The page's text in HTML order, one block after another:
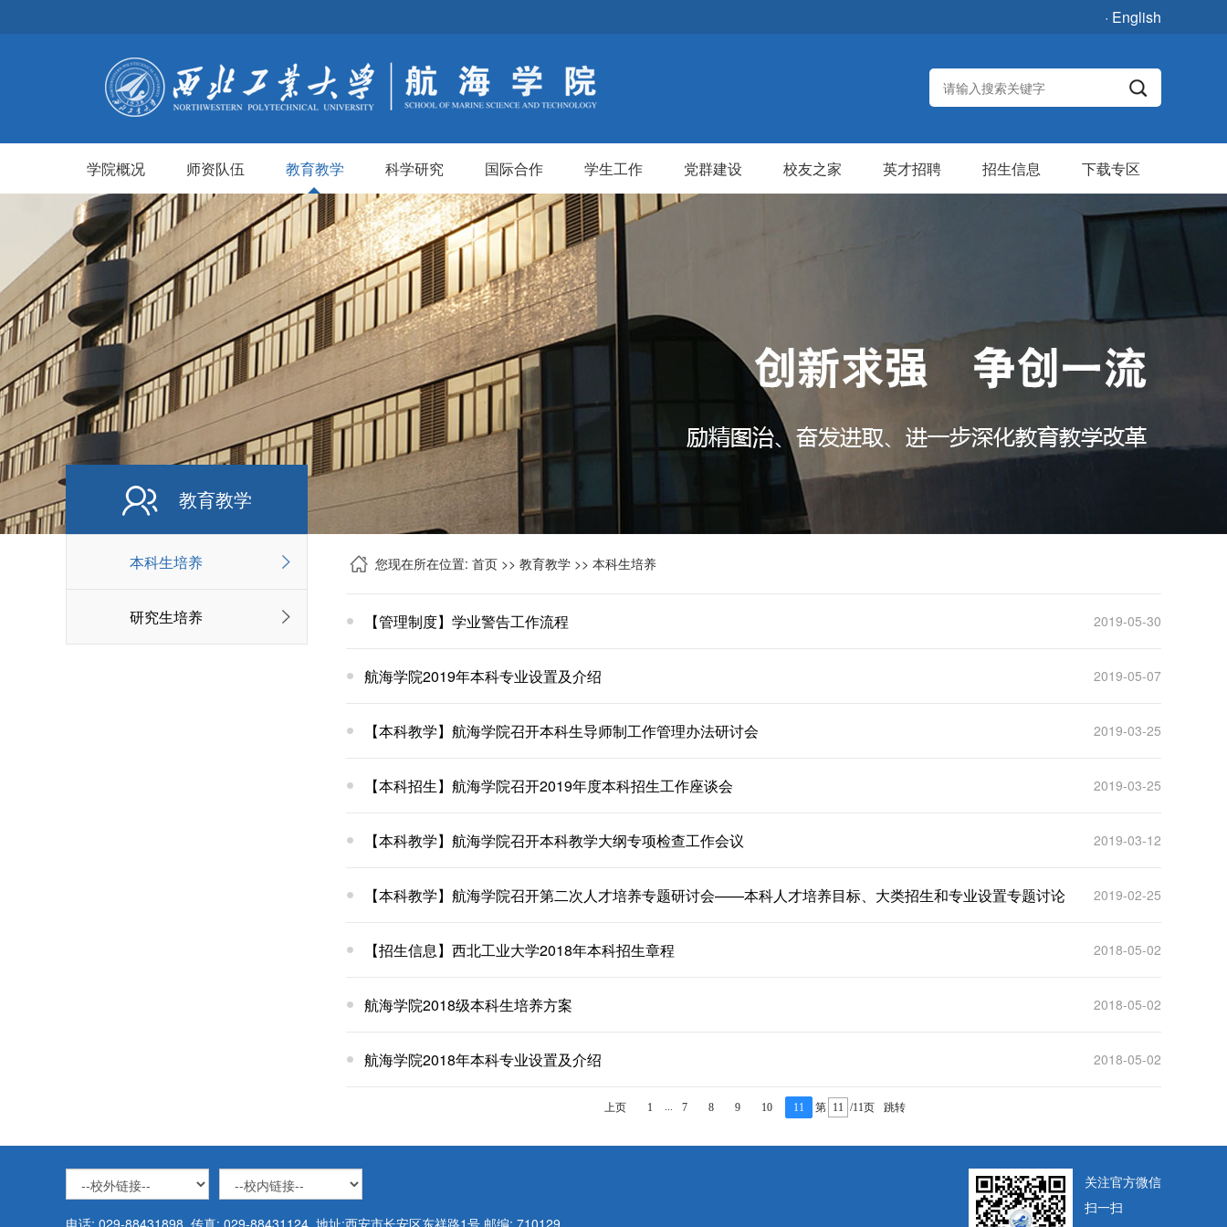
· English
学院概况 师资队伍 教育教学 科学研究 国际合作 学生工作 党群建设 校友之家 英才招聘 招生信息 下载专区
教育教学
本科生培养
研究生培养
您现在所在位置: 首页 >> 教育教学 >> 本科生培养
【管理制度】学业警告工作流程 2019-05-30
航海学院2019年本科专业设置及介绍 2019-05-07
【本科教学】航海学院召开本科生导师制工作管理办法研讨会 2019-03-25
【本科招生】航海学院召开2019年度本科招生工作座谈会 2019-03-25
【本科教学】航海学院召开本科教学大纲专项检查工作会议 2019-03-12
【本科教学】航海学院召开第二次人才培养专题研讨会——本科人才培养目标、大类招生和专业设置专题讨论 2019-02-25
【招生信息】西北工业大学2018年本科招生章程 2018-05-02
航海学院2018级本科生培养方案 2018-05-02
航海学院2018年本科专业设置及介绍 2018-05-02
上页 1 7 8 9 10 11 第 /11页 跳转
电话: 029-88431898 传真: 029-88431124 地址:西安市长安区东祥路1号 邮编: 710129
关注官方微信
扫一扫